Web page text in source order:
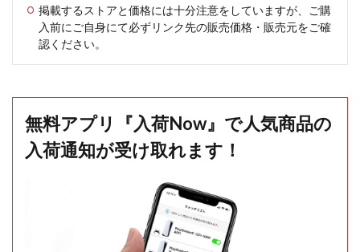
掲載するストアと価格には十分注意をしていますが、ご購
入前にご自身にて必ずリンク先の販売価格・販売元をご確
認ください。
無料アプリ『入荷Now』で人気商品の
入荷通知が受け取れます！